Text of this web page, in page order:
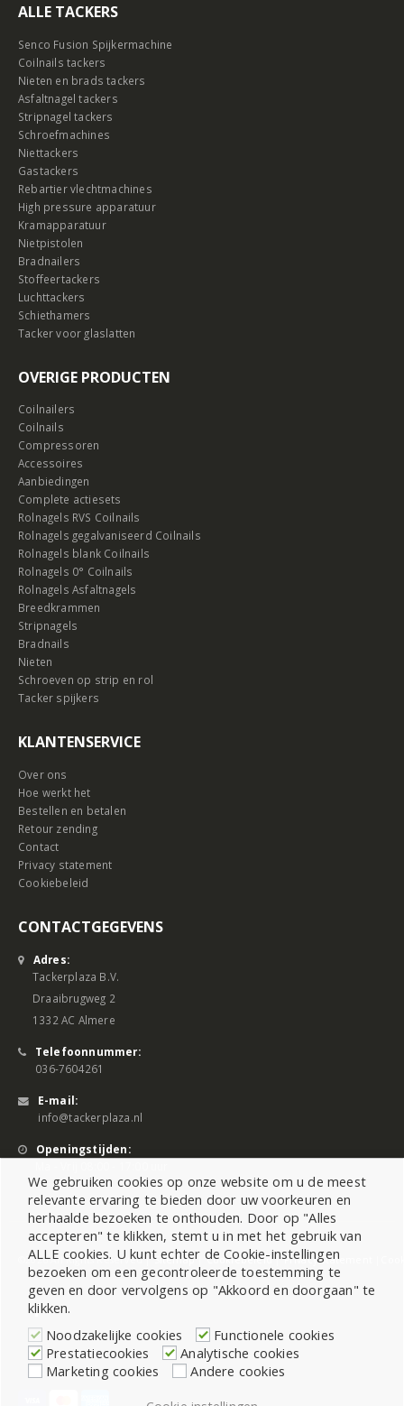
ALLE TACKERS
Senco Fusion Spijkermachine
Coilnails tackers
Nieten en brads tackers
Asfaltnagel tackers
Stripnagel tackers
Schroefmachines
Niettackers
Gastackers
Rebartier vlechtmachines
High pressure apparatuur
Kramapparatuur
Nietpistolen
Bradnailers
Stoffeertackers
Luchttackers
Schiethamers
Tacker voor glaslatten
OVERIGE PRODUCTEN
Coilnailers
Coilnails
Compressoren
Accessoires
Aanbiedingen
Complete actiesets
Rolnagels RVS Coilnails
Rolnagels gegalvaniseerd Coilnails
Rolnagels blank Coilnails
Rolnagels 0° Coilnails
Rolnagels Asfaltnagels
Breedkrammen
Stripnagels
Bradnails
Nieten
Schroeven op strip en rol
Tacker spijkers
KLANTENSERVICE
Over ons
Hoe werkt het
Bestellen en betalen
Retour zending
Contact
Privacy statement
Cookiebeleid
CONTACTGEGEVENS
Adres:
Tackerplaza B.V.
Draaibrugweg 2
1332 AC Almere
Telefoonnummer:
036-7604261
E-mail:
info@tackerplaza.nl
Openingstijden:
©2026 All Rights Reserved |Sitemap|Cookiebeleid|Privacy Statement
We gebruiken cookies op onze website om u de meest
relevante ervaring te bieden door uw voorkeuren en
herhaalde bezoeken te onthouden. Door op "Alles
accepteren" te klikken, stemt u in met het gebruik van
ALLE cookies. U kunt echter de Cookie-instellingen
bezoeken om een gecontroleerde toestemming te
geven en door vervolgens op "Akkoord en doorgaan" te
klikken.
Noodzakelijke cookies
Functionele cookies
Prestatiecookies
Analytische cookies
Marketing cookies
Andere cookies